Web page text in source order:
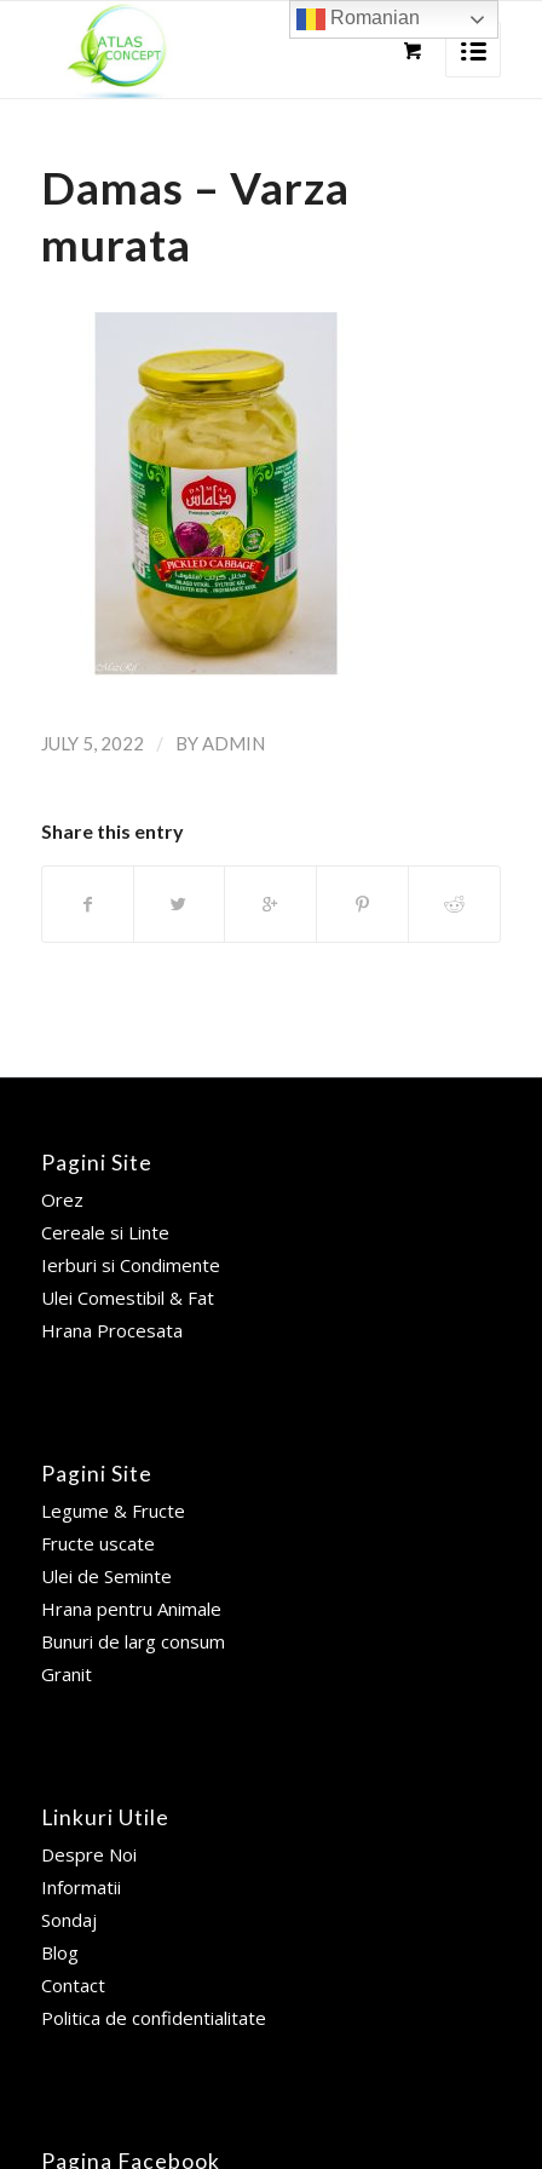
Damas – Varza
murata
JULY 5, 2022 / BYADMIN
Share this entry
Pagini Site
Orez
Cereale si Linte
Ierburi si Condimente
Ulei Comestibil & Fat
Hrana Procesata
Pagini Site
Legume & Fructe
Fructe uscate
Ulei de Seminte
Hrana pentru Animale
Bunuri de larg consum
Granit
Linkuri Utile
Despre Noi
Informatii
Sondaj
Blog
Contact
Politica de confidentialitate
Pagina Facebook
Romanian